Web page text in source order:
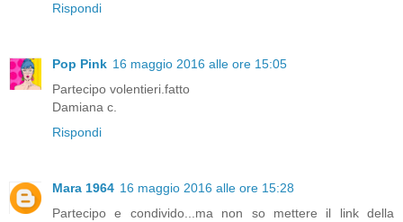
Rispondi
Pop Pink 16 maggio 2016 alle ore 15:05
Partecipo volentieri.fatto
Damiana c.
Rispondi
Mara 1964 16 maggio 2016 alle ore 15:28
Partecipo e condivido...ma non so mettere il link della